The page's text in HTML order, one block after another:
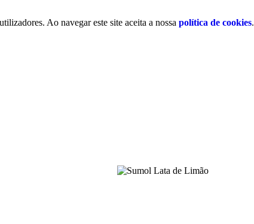
Ao navegar este site aceita a nossa política de cookies.